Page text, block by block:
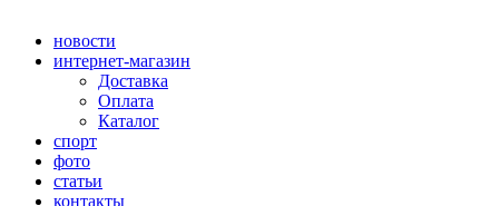
новости
интернет-магазин
Доставка
Оплата
Каталог
спорт
фото
статьи
контакты